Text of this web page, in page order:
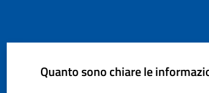
Quanto sono chiare le